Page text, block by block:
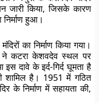
जारी किया, जिसके कारण
हुआ।
का निर्माण किया गया।
ने कटरा केशवदेव स्थल पर
दावे के इर्द-गिर्द घूमता है
शामिल है। 1951 में गठित
के निर्माण में सहायता की,